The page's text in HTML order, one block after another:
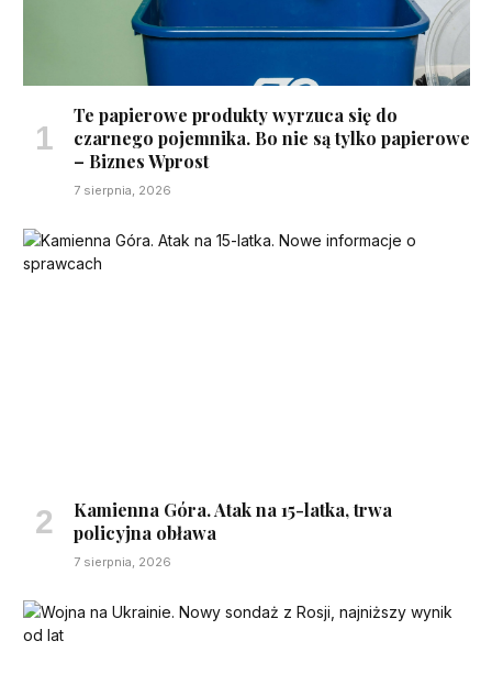
Te papierowe produkty wyrzuca się do
czarnego pojemnika. Bo nie są tylko papierowe
– Biznes Wprost
7 sierpnia, 2026
Kamienna Góra. Atak na 15-latka, trwa
policyjna obława
7 sierpnia, 2026